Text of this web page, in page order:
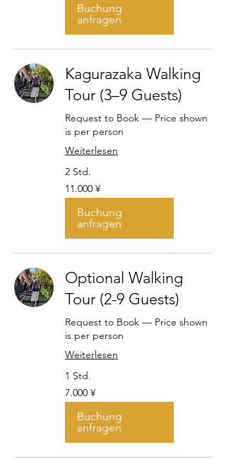
Buchung
anfragen
Kagurazaka Walking
Tour (3–9 Guests)
Request to Book — Price shown
is per person
Weiterlesen
2 Std.
11.000
Japanische
Yen
11.000 ¥
Buchung
anfragen
Optional Walking
Tour (2-9 Guests)
Request to Book — Price shown
is per person
Weiterlesen
1 Std.
7.000
Japanische
Yen
7.000 ¥
Buchung
anfragen